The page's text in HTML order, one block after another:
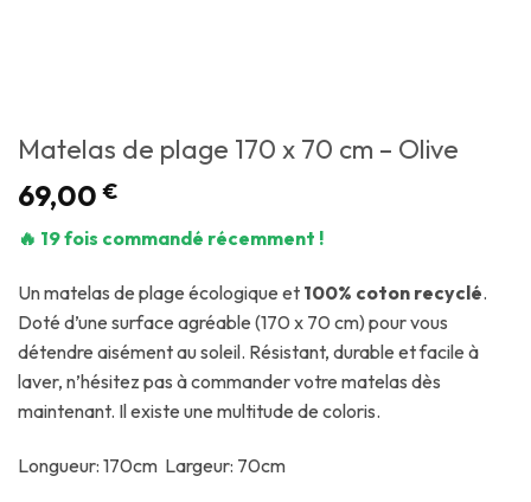
Matelas de plage 170 x 70 cm – Olive
69,00€
🔥 19 fois commandé récemment !
Un matelas de plage écologique et 100% coton recyclé.
Doté d’une surface agréable (170 x 70 cm) pour vous
détendre aisément au soleil. Résistant, durable et facile à
laver, n’hésitez pas à commander votre matelas dès
maintenant. Il existe une multitude de coloris.
Longueur: 170cm Largeur: 70cm